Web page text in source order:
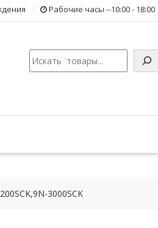
Рабочие часы --10:00 - 18:00
Поиск
3000SCK